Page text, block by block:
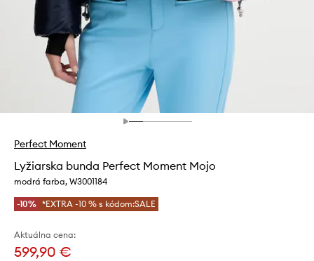
Perfect Moment
Lyžiarska bunda Perfect Moment Mojo
modrá farba, W3001184
-10% *EXTRA -10 % s kódom:SALE
Aktuálna cena:
599,90 €